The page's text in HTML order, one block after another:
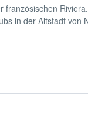
in der Altstadt von